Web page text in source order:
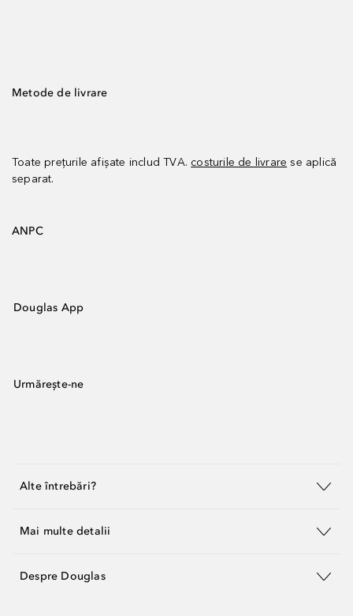
Metode de livrare
Toate prețurile afișate includ TVA. costurile de livrare se aplică
separat.
ANPC
Douglas App
Urmărește-ne
Alte întrebări?
Mai multe detalii
Despre Douglas